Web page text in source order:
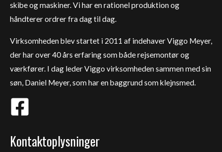
skibe og maskiner. Vi har en rationel produktion og
håndterer ordrer fra dag til dag.
Virksomheden blev startet i 2011 af indehaver Viggo Meyer,
der har over 40 års erfaring som både rejsemontør og
værkfører. I dag leder Viggo virksomheden sammen med sin
søn, Daniel Meyer, som har en baggrund som klejnsmed.
Kontaktoplysninger